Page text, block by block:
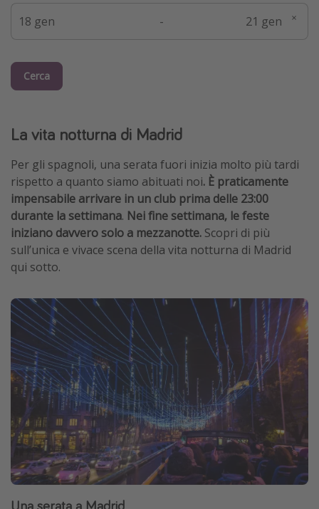
-
Cerca
La vita notturna di Madrid
Per gli spagnoli, una serata fuori inizia molto più tardi
rispetto a quanto siamo abituati noi. È praticamente
impensabile arrivare in un club prima delle 23:00
durante la settimana. Nei fine settimana, le feste
iniziano davvero solo a mezzanotte. Scopri di più
sull’unica e vivace scena della vita notturna di Madrid
qui sotto.
Una serata a Madrid